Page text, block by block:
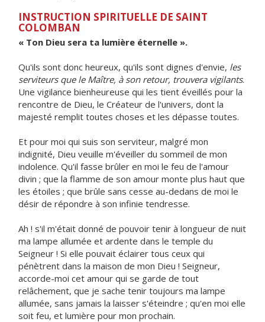
INSTRUCTION SPIRITUELLE DE SAINT
COLOMBAN
« Ton Dieu sera ta lumière éternelle ».
Qu'ils sont donc heureux, qu'ils sont dignes d'envie, les
serviteurs que le Maître, à son retour, trouvera vigilants.
Une vigilance bienheureuse qui les tient éveillés pour la
rencontre de Dieu, le Créateur de l'univers, dont la
majesté remplit toutes choses et les dépasse toutes.
Et pour moi qui suis son serviteur, malgré mon
indignité, Dieu veuille m'éveiller du sommeil de mon
indolence. Qu'il fasse brûler en moi le feu de l'amour
divin ; que la flamme de son amour monte plus haut que
les étoiles ; que brûle sans cesse au-dedans de moi le
désir de répondre à son infinie tendresse.
Ah ! s'il m'était donné de pouvoir tenir à longueur de nuit
ma lampe allumée et ardente dans le temple du
Seigneur ! Si elle pouvait éclairer tous ceux qui
pénètrent dans la maison de mon Dieu ! Seigneur,
accorde-moi cet amour qui se garde de tout
relâchement, que je sache tenir toujours ma lampe
allumée, sans jamais la laisser s'éteindre ; qu'en moi elle
soit feu, et lumière pour mon prochain.